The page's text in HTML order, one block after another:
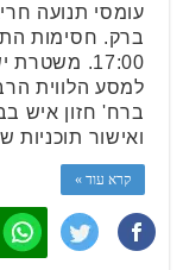
עומסי תנועה
ברק. חסימות
17:00.
למסע הלווית
ברח' חזון איש
ואישור
קרא עוד »